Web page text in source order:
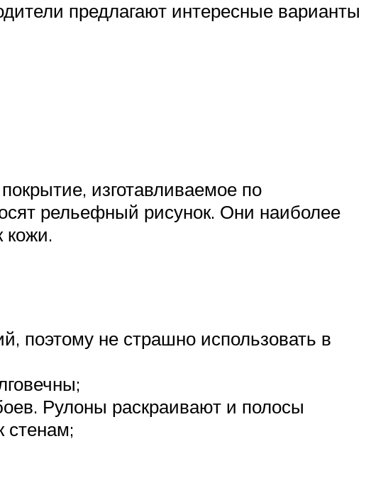
предлагают интересные варианты
изготавливаемое по
рельефный рисунок. Они наиболее
кожи.
поэтому не страшно использовать в
Рулоны раскраивают и полосы
стенам;